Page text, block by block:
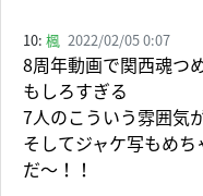
10: 楓 2022/02/05 0:07
8周年動画で関西魂つ
もしろすぎる
7人のこういう雰囲気
そしてジャケ写もめ
だ～！！